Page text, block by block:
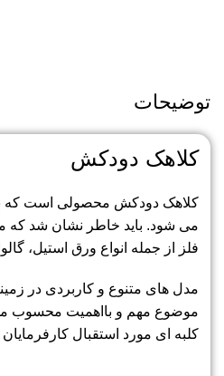
توضیحات
کلاهک دودکش
کلاهک دودکش محصولی است که
می شود. باید خاطر نشان شد که
فلز از جمله انواع ورق استیل،
مدل های متنوع و کاربردی در
کلبه ای مورد استقبال